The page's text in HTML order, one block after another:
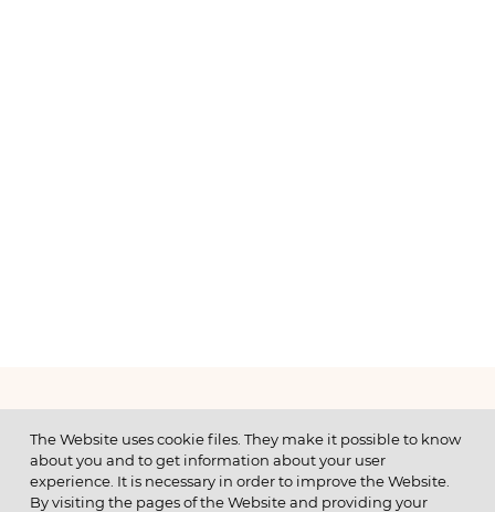
МЕНЮ
The Website uses cookie files. They make it possible to know
about you and to get information about your user
experience. It is necessary in order to improve the Website.
By visiting the pages of the Website and providing your